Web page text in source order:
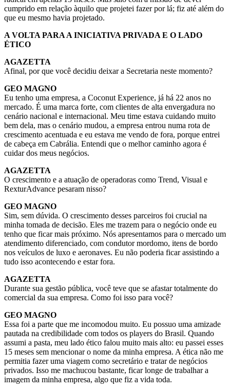
cumprido em relação àquilo que projetei fazer por lá; fiz até além do
que eu mesmo havia projetado.
A VOLTA PARA A INICIATIVA PRIVADA E O LADO
ÉTICO
AGAZETTA
Afinal, por que você decidiu deixar a Secretaria neste momento?
GEO MAGNO
Eu tenho uma empresa, a Coconut Experience, já há 22 anos no
mercado. É uma marca forte, com clientes de alta envergadura no
cenário nacional e internacional. Meu time estava cuidando muito
bem dela, mas o cenário mudou, a empresa entrou numa rota de
crescimento acentuada e eu estava me vendo de fora, porque entrei
de cabeça em Cabrália. Entendi que o melhor caminho agora é
cuidar dos meus negócios.
AGAZETTA
O crescimento e a atuação de operadoras como Trend, Visual e
RexturAdvance pesaram nisso?
GEO MAGNO
Sim, sem dúvida. O crescimento desses parceiros foi crucial na
minha tomada de decisão. Eles me trazem para o negócio onde eu
tenho que ficar mais próximo. Nós apresentamos para o mercado um
atendimento diferenciado, com condutor mordomo, itens de bordo
nos veículos de luxo e aeronaves. Eu não poderia ficar assistindo a
tudo isso acontecendo e estar fora.
AGAZETTA
Durante sua gestão pública, você teve que se afastar totalmente do
comercial da sua empresa. Como foi isso para você?
GEO MAGNO
Essa foi a parte que me incomodou muito. Eu possuo uma amizade
pautada na credibilidade com todos os players do Brasil. Quando
assumi a pasta, meu lado ético falou muito mais alto: eu passei esses
15 meses sem mencionar o nome da minha empresa. A ética não me
permitia fazer uma viagem como secretário e tratar de negócios
privados. Isso me machucou bastante, ficar longe de trabalhar a
imagem da minha empresa, algo que fiz a vida toda.